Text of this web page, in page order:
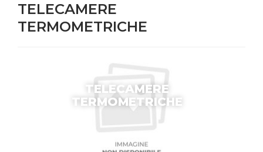
TELECAMERE
TERMOMETRICHE
TELECAMERE
TERMOMETRICHE